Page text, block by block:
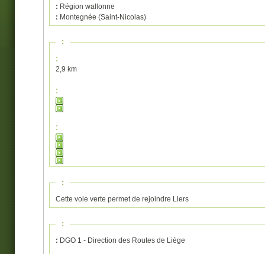
: Région wallonne
: Montegnée (Saint-Nicolas)
:
:
2,9 km
:
:
:
Cette voie verte permet de rejoindre Liers
:
: DGO 1 - Direction des Routes de Liège